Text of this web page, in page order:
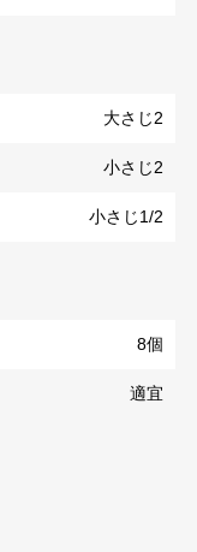
大さじ2
小さじ2
小さじ1/2
8個
適宜